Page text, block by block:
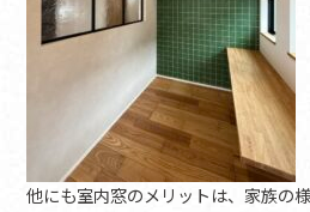
他にも室内窓のメリットは、家族の